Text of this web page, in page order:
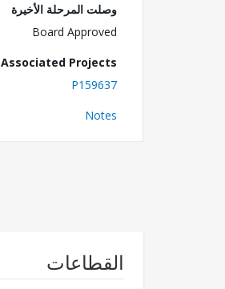
وصلت المرحلة الأخيرة
Board Approved
Associated Projects
P159637
Notes
القطاعات